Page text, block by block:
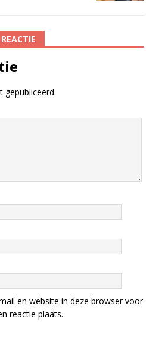
gepubliceerd.
en website in deze browser voor
reactie plaats.